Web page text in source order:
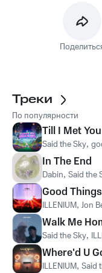
Треки
По популярности
Till I Met You
Said the Sky,
In The End
Dabin, Said the
Good
ILLENIUM, Jon
Walk Me
Said the Sky,
Where'd U
ILLENIUM, Said